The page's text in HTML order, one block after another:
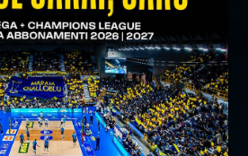
- VERONA VOLLEY 0-
25)
per la selezione U17
contro una diretta
posto nel girone